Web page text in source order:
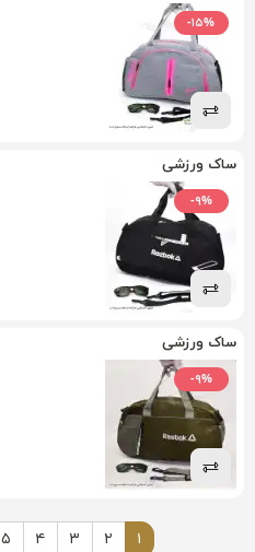
-۱۵%
ساک ورزشی
-۹%
ساک ورزشی
-۹%
۱ ۲ ۳ ۴ ۵